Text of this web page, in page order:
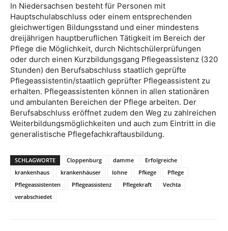
In Niedersachsen besteht für Personen mit
Hauptschulabschluss oder einem entsprechenden
gleichwertigen Bildungsstand und einer mindestens
dreijährigen hauptberuflichen Tätigkeit im Bereich der
Pflege die Möglichkeit, durch Nichtschülerprüfungen
oder durch einen Kurzbildungsgang Pflegeassistenz (320
Stunden) den Berufsabschluss staatlich geprüfte
Pflegeassistentin/staatlich geprüfter Pflegeassistent zu
erhalten. Pflegeassistenten können in allen stationären
und ambulanten Bereichen der Pflege arbeiten. Der
Berufsabschluss eröffnet zudem den Weg zu zahlreichen
Weiterbildungsmöglichkeiten und auch zum Eintritt in die
generalistische Pflegefachkraftausbildung.
SCHLAGWORTE Cloppenburg damme
Erfolgreiche
krankenhaus
krankenhäuser lohne Pfkege
Pflege
Pflegeassistenten
Pflegeassistenz Pflegekraft
Vechta
verabschiedet